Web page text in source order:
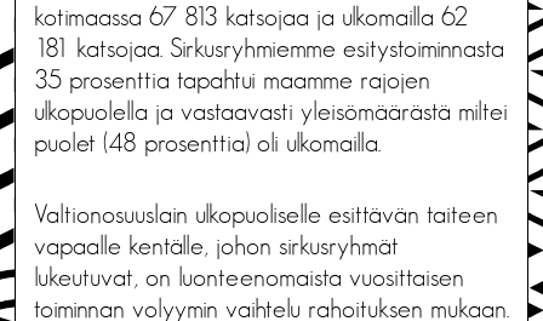
kotimaassa 67 813 katsojaa ja ulkomailla 62
181 katsojaa. Sirkusryhmiemme esitystoiminnasta
35 prosenttia tapahtui maamme rajojen
ulkopuolella ja vastaavasti yleisömäärästä miltei
puolet (48 prosenttia) oli ulkomailla.
Valtionosuuslain ulkopuoliselle esittävän taiteen
vapaalle kentälle, johon sirkusryhmät
lukeutuvat, on luonteenomaista vuosittaisen
toiminnan volyymin vaihtelu rahoituksen mukaan.